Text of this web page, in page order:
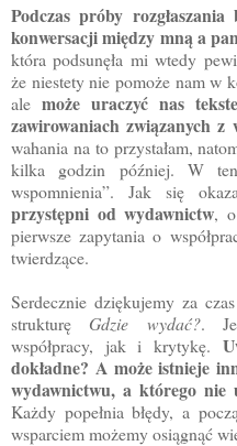
Podczas próby
konwersacji między mną a
która podsunęła mi wtedy
że niestety nie pomoże nam w
ale może uraczyć nas
zawirowaniach związanych
wahania na to przystałam,
kilka godzin później. W
wspomnienia”. Jak się
przystępni od wydawnictw,
pierwsze zapytania o
twierdzące.
Serdecznie dziękujemy za
strukturę Gdzie wydać?.
współpracy, jak i krytykę.
dokładne? A może istnieje
wydawnictwu, a którego nie
Każdy popełnia błędy, a
wsparciem możemy osiągnąć